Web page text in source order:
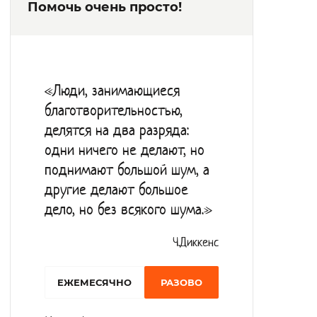
бытовой, лечебной реабилитации. Условия
обеспечиваются одеждой и обувью по
сезону, постельными принадлежностями,
жильем, средствами личной гигиены,
мебелью для индивидуального
пользования. Желающие вовлекаются в
трудотерапию в теплицах. В учреждении
функционирует библиотека, тренажерный
проведения досуга.
Помочь очень просто!
«Люди, занимающиеся
благотворительностью,
делятся на два разряда:
одни ничего не делают, но
поднимают большой шум, а
другие делают большое
дело, но без всякого шума.»
Ч.Диккенс
EЖЕМЕСЯЧНО РАЗОВО